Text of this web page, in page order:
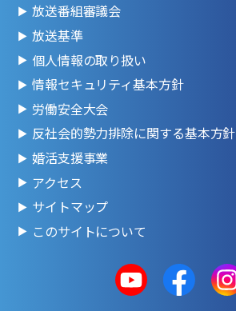
放送番組審議会
放送基準
個人情報の取り扱い
情報セキュリティ基本方針
労働安全大会
反社会的勢力排除に関する基本方針
婚活支援事業
アクセス
サイトマップ
このサイトについて